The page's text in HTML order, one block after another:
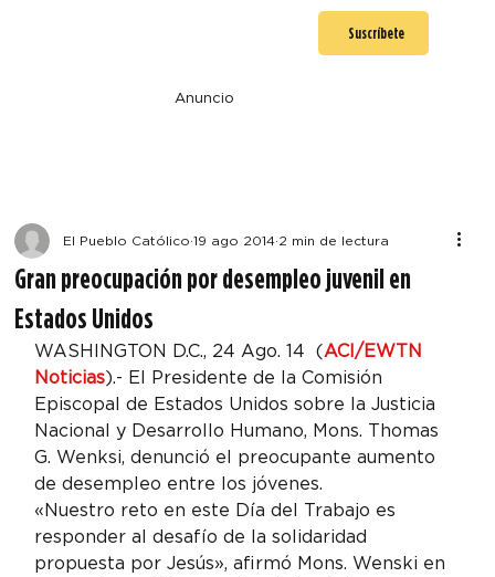
Suscríbete
Anuncio
Gran preocupación por desempleo juvenil en
Estados Unidos
El Pueblo Católico 19 ago 2014 2 min de lectura
WASHINGTON D.C., 24 Ago. 14  (ACI/EWTN
Noticias).- El Presidente de la Comisión
Episcopal de Estados Unidos sobre la Justicia
Nacional y Desarrollo Humano, Mons. Thomas
G. Wenksi, denunció el preocupante aumento
de desempleo entre los jóvenes.
«Nuestro reto en este Día del Trabajo es
responder al desafío de la solidaridad
propuesta por Jesús», afirmó Mons. Wenski en